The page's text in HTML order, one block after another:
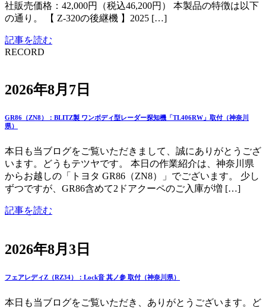
社販売価格：42,000円（税込46,200円） 本製品の特徴は以下
の通り。 【 Z-320の後継機 】2025 […]
記事を読む
RECORD
2026年8月7日
GR86（ZN8）：BLITZ製 ワンボディ型レーダー探知機「TL406RW」取付（神奈川
県）
本日も当ブログをご覧いただきまして、誠にありがとうござ
います。どうもテツヤです。 本日の作業紹介は、神奈川県
からお越しの「トヨタ GR86（ZN8）」でございます。 少し
ずつですが、GR86含めて2ドアクーペのご入庫が増 […]
記事を読む
2026年8月3日
フェアレディZ（RZ34）：Lock音 其ノ参 取付（神奈川県）
本日も当ブログをご覧いただき、ありがとうございます。ど